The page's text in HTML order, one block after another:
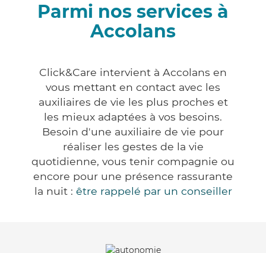
Parmi nos services à
Accolans
Click&Care intervient à Accolans en
vous mettant en contact avec les
auxiliaires de vie les plus proches et
les mieux adaptées à vos besoins.
Besoin d'une auxiliaire de vie pour
réaliser les gestes de la vie
quotidienne, vous tenir compagnie ou
encore pour une présence rassurante
la nuit : être rappelé par un conseiller